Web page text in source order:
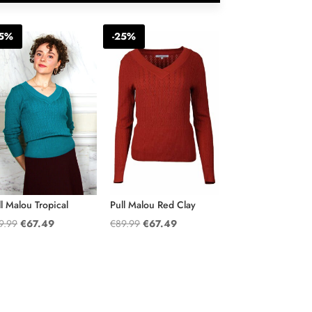
Malou Tropical
Oorspronkelijke
€67.49Huidige
-25%
Pull Malou Red Clay
€89.99Oorspronkelijke
€67.49Huidige